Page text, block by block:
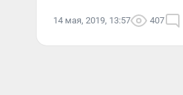
14 мая, 2019, 13:57 407